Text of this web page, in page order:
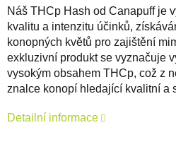
Náš THCp Hash od Canapuff je
kvalitu a intenzitu účinků,
konopných květů pro zajištění
exkluzivní produkt se vyznačuje
vysokým obsahem THCp, což z
znalce konopí hledající kvalitní a
Detailní informace